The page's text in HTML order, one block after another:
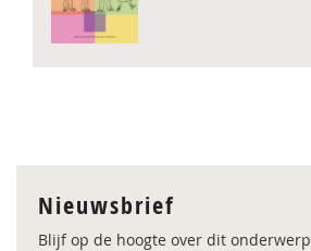
Nieuwsbrief
Blijf op de hoogte over dit onderwerp